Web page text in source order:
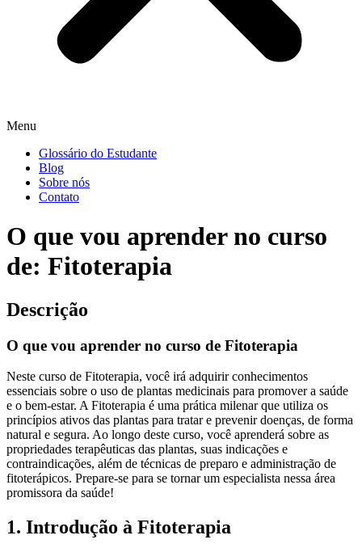
Menu
Glossário do Estudante
Blog
Sobre nós
Contato
O que vou aprender no curso
de: Fitoterapia
Descrição
O que vou aprender no curso de Fitoterapia
Neste curso de Fitoterapia, você irá adquirir conhecimentos
essenciais sobre o uso de plantas medicinais para promover a saúde
e o bem-estar. A Fitoterapia é uma prática milenar que utiliza os
princípios ativos das plantas para tratar e prevenir doenças, de forma
natural e segura. Ao longo deste curso, você aprenderá sobre as
propriedades terapêuticas das plantas, suas indicações e
contraindicações, além de técnicas de preparo e administração de
fitoterápicos. Prepare-se para se tornar um especialista nessa área
promissora da saúde!
1. Introdução à Fitoterapia